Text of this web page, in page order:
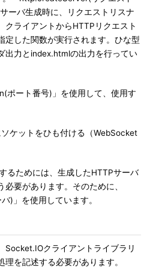
ーバ生成時に、リクエストリスナ
クライアントからHTTPリクエスト
定した関数が実行されます。ひな型
出力とindex.htmlの出力を行ってい
ート番号)」を使用して、使用す
ケットをひも付ける（WebSocket
るためには、生成したHTTPサーバ
要があります。そのために、
)」を使用しています。
クライアントライブラリ
を記述する必要があります。